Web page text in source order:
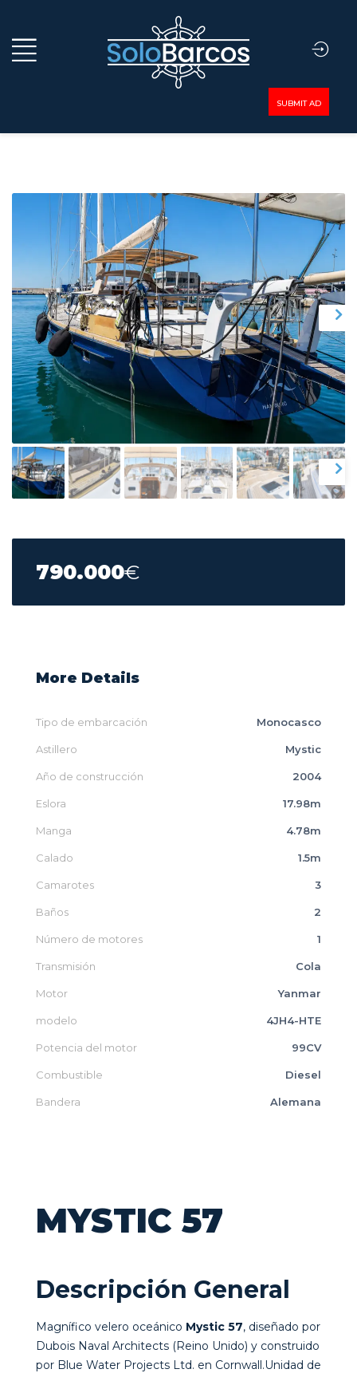
SUBMIT AD
790.000€
More Details
Tipo de embarcación Monocasco
Astillero Mystic
Año de construcción 2004
Eslora 17.98m
Manga 4.78m
Calado 1.5m
Camarotes 3
Baños 2
Número de motores 1
Transmisión Cola
Motor Yanmar
modelo 4JH4-HTE
Potencia del motor 99CV
Combustible Diesel
Bandera Alemana
MYSTIC 57
Descripción General
Magnífico velero oceánico Mystic 57, diseñado por
Dubois Naval Architects (Reino Unido) y construido
por Blue Water Projects Ltd. en Cornwall.Unidad de